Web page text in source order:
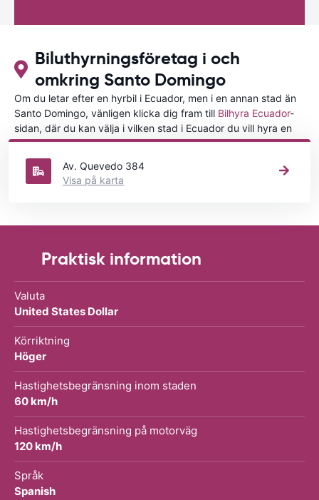
Biluthyrningsföretag i och
omkring Santo Domingo
Om du letar efter en hyrbil i Ecuador, men i en annan stad än
Santo Domingo, vänligen klicka dig fram till Bilhyra Ecuador-
sidan, där du kan välja i vilken stad i Ecuador du vill hyra en
bil.
Av. Quevedo 384
Visa på karta
Praktisk information
Valuta
United States Dollar
Körriktning
Höger
Hastighetsbegränsning inom staden
60 km/h
Hastighetsbegränsning på motorväg
120 km/h
Språk
Spanish